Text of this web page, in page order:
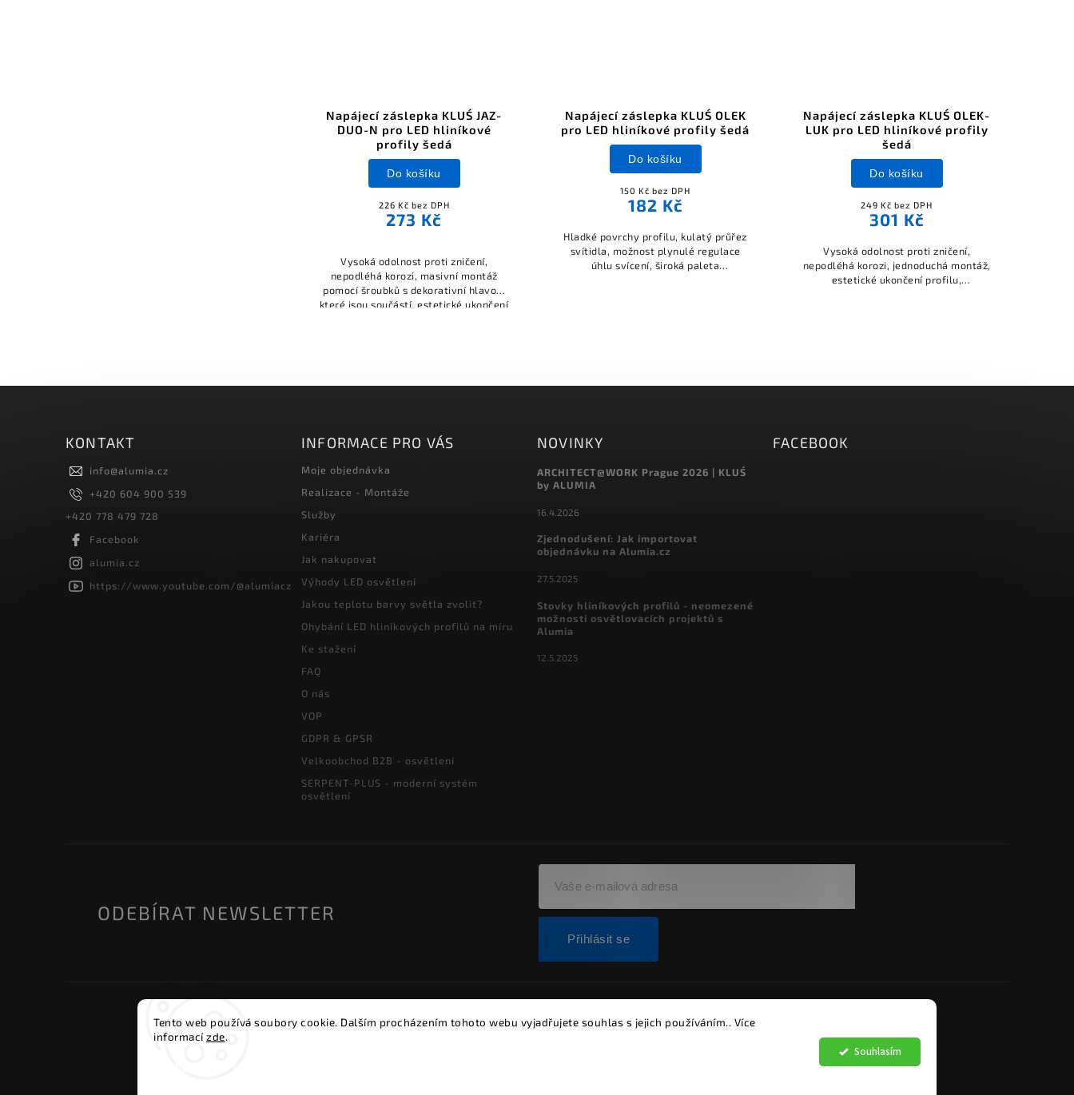
Tento web používá soubory cookie. Dalším procházením tohoto webu vyjadřujete souhlas s jejich používáním.. Více
informacízde.
Souhlasím
Napájecí záslepka KLUŚ JAZ-
DUO-N pro LED hliníkové
profily šedá
226 Kč bez DPH
273 Kč
Do košíku
Vysoká odolnost proti zničení,
nepodléhá korozi, masivní montáž
pomocí šroubků s dekorativní hlavou,
které jsou součástí, estetické ukončení
Napájecí záslepka KLUŚ OLEK
pro LED hliníkové profily šedá
150 Kč bez DPH
182 Kč
Do košíku
Hladké povrchy profilu, kulatý průřez
svítidla, možnost plynulé regulace
úhlu svícení, široká paleta
Napájecí záslepka KLUŚ OLEK-
LUK pro LED hliníkové profily
šedá
249 Kč bez DPH
301 Kč
Do košíku
Vysoká odolnost proti zničení,
nepodléhá korozi, jednoduchá montáž,
estetické ukončení profilu,
KONTAKT
info@alumia.cz
+420 604 900 539
+420 778 479 728
Facebook
alumia.cz
https://www.youtube.com/@alumiacz
INFORMACE PRO VÁS
Moje objednávka
Realizace - Montáže
Služby
Kariéra
Jak nakupovat
Výhody LED osvětlení
Jakou teplotu barvy světla zvolit?
Ohybání LED hliníkových profilů na míru
Ke stažení
FAQ
O nás
VOP
GDPR & GPSR
Velkoobchod B2B - osvětlení
SERPENT-PLUS - moderní systém
osvětlení
NOVINKY
ARCHITECT@WORK Prague 2026 | KLUŚ
by ALUMIA
16.4.2026
Zjednodušení: Jak importovat
objednávku na Alumia.cz
27.5.2025
Stovky hliníkových profilů - neomezené
možnosti osvětlovacích projektů s
Alumia
12.5.2025
FACEBOOK
ODEBÍRAT NEWSLETTER
Přihlásit se